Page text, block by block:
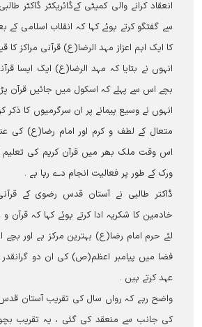
انعقاد کرانے والی کمیٹی کےڈائریکٹر ڈاکٹر
سے گفتگو کرتے ہوئے کہا کہ انقلاب اسلامی
کا ایک اہم اعزاز مہد الرضا(ع) قرآنی مراکز کا
انہوں نے بتایا کہ مہد الرضا(ع) ایک ایسا
بچے اس سے پہلے کہ اسکول میں جائیں قرآن
انہوں نے وسیع پیمانے پر ان سرگرمیوں کا ذکر
متعال کے لطف و کرم اور امام رضا(ع) کی
اس وقت ملک بھر میں قرآن کریم کی
ورک کے طور پر فعالیت انجام دے رہا ہے ۔
ڈاکتر طالبی نے آستان قدس رضوی کے
خادمین کا شکریہ ادا کرتے ہوئے کہا کہ قرآن
لئے حرم امام رضا(ع) بہترین مرکز ہے اور بچے
فضا میں پیامبر اعظم(ص) کی ان دو گرانقدر
عہد کرتے ہیں ۔
واضح رہے کہ رواں سال کی تقریب آستان
کی جانب سے منعقد کی گئی ، یہ تقریب